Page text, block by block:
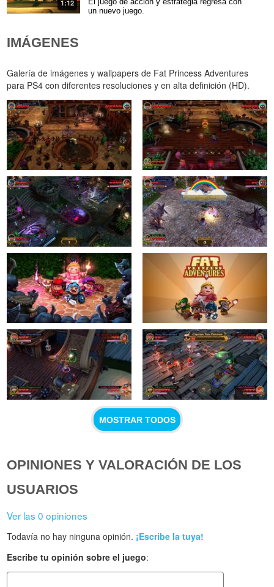
1:12
El juego de acción y estrategia regresa con
un nuevo juego.
IMÁGENES
Galería de imágenes y wallpapers de Fat Princess Adventures
para PS4 con diferentes resoluciones y en alta definición (HD).
MOSTRAR TODOS
OPINIONES Y VALORACIÓN DE LOS
USUARIOS
Ver las 0 opiniones
Todavía no hay ninguna opinión. ¡Escribe la tuya!
Escribe tu opinión sobre el juego: